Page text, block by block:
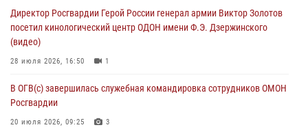
07 августа 2026, 11:18
Директор Росгвардии Герой России генерал армии Виктор Золотов
посетил кинологический центр ОДОН имени Ф.Э. Дзержинского
(видео)
28 июля 2026, 16:50 1
В ОГВ(с) завершилась служебная командировка сотрудников ОМОН
Росгвардии
20 июля 2026, 09:25 3